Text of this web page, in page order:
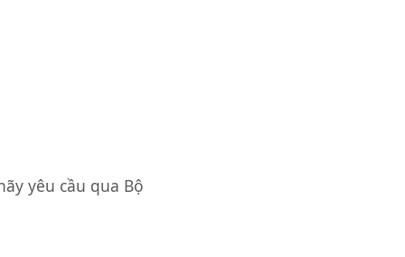
yêu cầu qua Bộ